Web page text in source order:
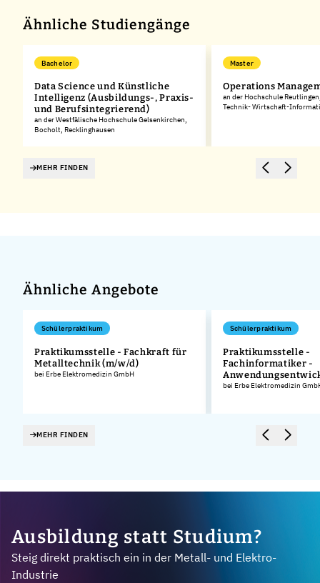
Ähnliche Studiengänge
Bachelor
Data Science und Künstliche
Intelligenz (Ausbildungs-, Praxis-
und Berufsintegrierend)
an der Westfälische Hochschule Gelsenkirchen,
Bocholt, Recklinghausen
Master
Operations
an der Hochschule
Technik- Wirtschaft-
MEHR FINDEN
Ähnliche Angebote
Schülerpraktikum
Praktikumsstelle - Fachkraft für
Metalltechnik (m/w/d)
bei Erbe Elektromedizin GmbH
Schülerpraktikum
Praktikumsstelle -
Fachinformatiker -
bei Erbe Elektromedizin
MEHR FINDEN
Ausbildung statt Studium?
Steig direkt praktisch ein in der Metall- und Elektro-
Industrie